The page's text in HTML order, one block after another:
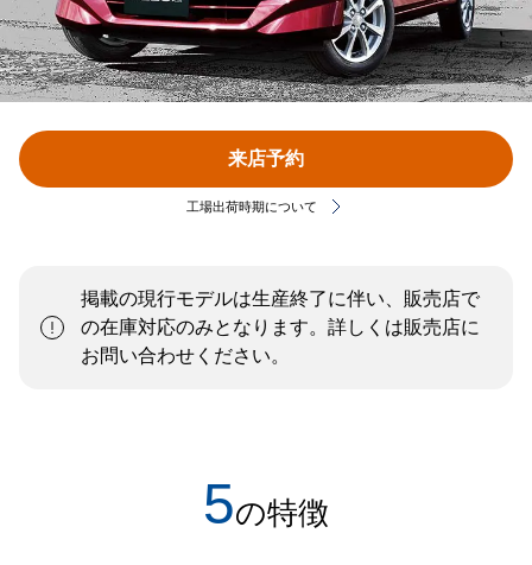
工場出荷時期について
来店予約
掲載の現行モデルは生産終了に伴い、販売店で
の在庫対応のみとなります。詳しくは販売店に
お問い合わせください。
5の特徴